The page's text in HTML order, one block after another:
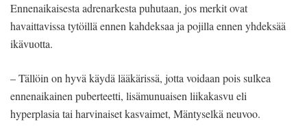
Ennenaikaisesta adrenarkesta puhutaan, jos merkit ovat
havaittavissa tytöillä ennen kahdeksaa ja pojilla ennen yhdeksää
ikävuotta.
– Tällöin on hyvä käydä lääkärissä, jotta voidaan pois sulkea
ennenaikainen puberteetti, lisämunuaisen liikakasvu eli
hyperplasia tai harvinaiset kasvaimet, Mäntyselkä neuvoo.